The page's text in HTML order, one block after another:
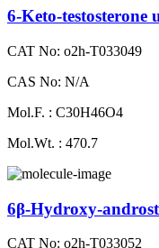
6-Keto-testosterone
CAT No: o2h-T033049
CAS No: N/A
Mol.F. : C30H46O4
Mol.Wt. : 470.7
6β-Hydroxy-
CAT No: o2h-T033052